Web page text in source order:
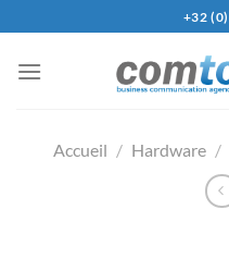
+32
Accueil / Hardware /